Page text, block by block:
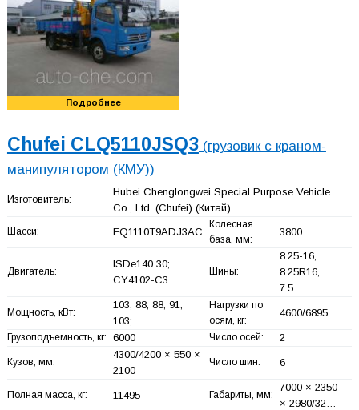
Подробнее
Chufei CLQ5110JSQ3(грузовик с краном-
манипулятором (КМУ))
Изготовитель:
Hubei Chenglongwei Special Purpose Vehicle
Co., Ltd. (Chufei) (Китай)
Шасси: EQ1110T9ADJ3AC
Колесная
база, мм:
3800
Двигатель:
ISDe140 30;
CY4102-C3…
Шины:
8.25-16,
8.25R16,
7.5…
Мощность, кВт:
103; 88; 88; 91;
103;…
Нагрузки по
осям, кг:
4600/6895
Грузоподъемность, кг: 6000 Число осей: 2
Кузов, мм:
4300/4200 × 550 ×
2100
Число шин: 6
Полная масса, кг: 11495 Габариты, мм:
7000 × 2350
× 2980/32…